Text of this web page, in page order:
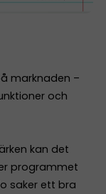
marknaden –
och
kan det
programmet
saker ett bra